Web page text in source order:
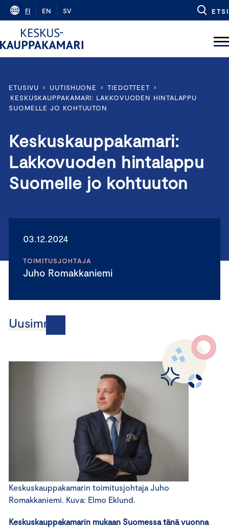
Skip
content
FI EN SV ETSI
ETUSIVU › UUTISHUONE › TIEDOTTEET
›
KESKUSKAUPPAKAMARI: LAKKOVUODEN HINTALAPPU
SUOMELLE JO KOHTUUTON
Keskuskauppakamari:
Lakkovuoden hintalappu
Suomelle jo kohtuuton
03.12.2024
TOIMITUSJOHTAJA
Juho Romakkaniemi
Uusimmat
Keskuskauppakamarin toimitusjohtaja Juho
Romakkaniemi. Kuva: Elmo Eklund.
Keskuskauppakamarin mukaan Suomessa tänä vuonna